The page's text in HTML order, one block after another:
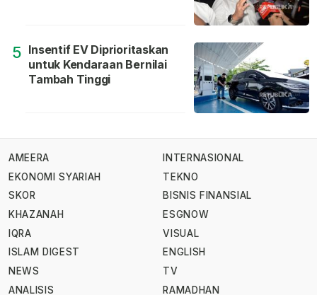
5 Insentif EV Diprioritaskan
untuk Kendaraan Bernilai
Tambah Tinggi
AMEERA
EKONOMI SYARIAH
SKOR
KHAZANAH
IQRA
ISLAM DIGEST
NEWS
ANALISIS
INTERNASIONAL
TEKNO
BISNIS FINANSIAL
ESGNOW
VISUAL
ENGLISH
TV
RAMADHAN